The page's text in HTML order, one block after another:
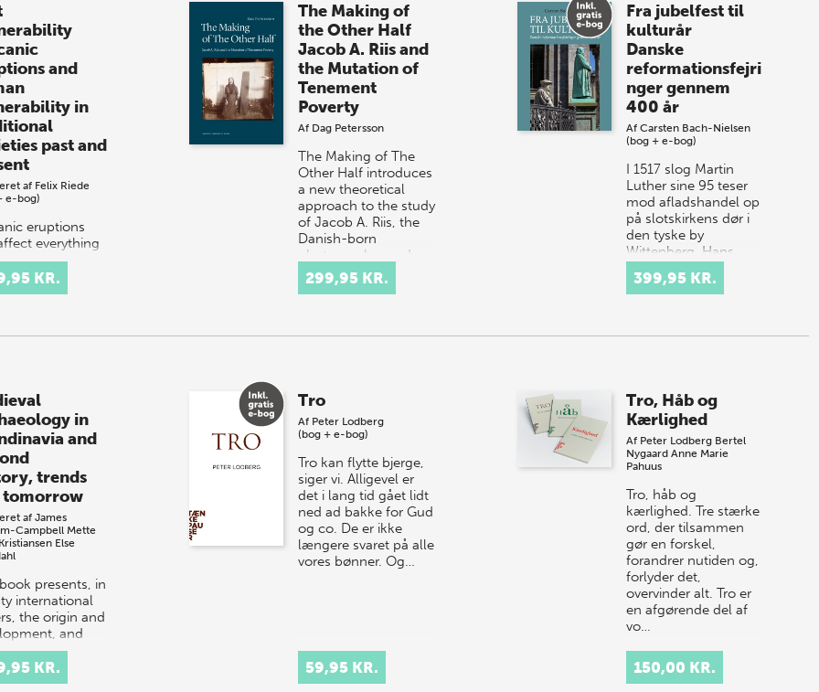
and
in
past and
af Felix Riede
e-bog)
eruptions
everything
wildlife,
From the
times, human
env…
KR.
The Making of
the Other Half
Jacob A. Riis and
the Mutation of
Tenement
Poverty
Af Dag Petersson
The Making of The
Other Half introduces
a new theoretical
approach to the study
of Jacob A. Riis, the
Danish-born
photographer and
reporter, who revol…
299,95 KR.
Fra jubelfest til
kulturår
Danske
reformationsfejri
nger gennem
400 år
AfCarsten Bach-Nielsen
(bog + e-bog)
I 1517 slog Martin
Luther sine 95 teser
mod afladshandel op
på slotskirkens dør i
den tyske by
Wittenberg. Hans
gav genlyd ove…
399,95 KR.
in
and
trends
tomorrow
af James
Campbell Mette
Else
presents, in
international
the origin and
and
of the main
and
of the
KR.
Tro
Af Peter Lodberg
(bog + e-bog)
Tro kan flytte bjerge,
siger vi. Alligevel er
det i lang tid gået lidt
ned ad bakke for Gud
og co. De er ikke
længere svaret på alle
vores bønner. Og…
59,95 KR.
Tro, Håb og
Kærlighed
Af Peter Lodberg Bertel
Nygaard Anne Marie
Pahuus
Tro, håb og
kærlighed. Tre stærke
ord, der tilsammen
gør en forskel,
forandrer nutiden og,
forlyder det,
overvinder alt. Tro er
en afgørende del af
vo…
150,00 KR.